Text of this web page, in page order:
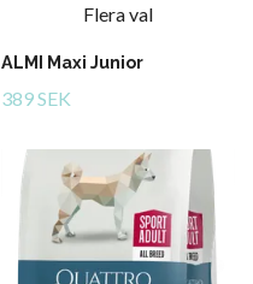
Flera val
ALMI Maxi Junior
389 SEK